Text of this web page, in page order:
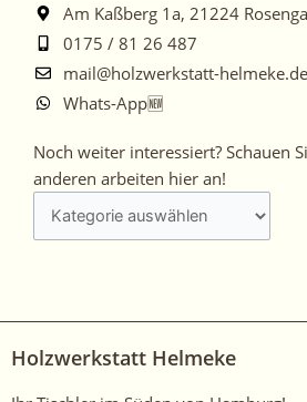
Am Kaßberg 1a, 21224
0175 / 81 26 487
mail@holzwerkstatt-helmeke.de
Whats-App🆕
Noch weiter interessiert? Schauen
anderen arbeiten hier an!
Noch
weiter
Schauen
arbeiten
Holzwerkstatt Helmeke